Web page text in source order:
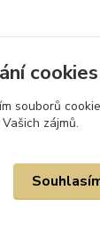
cookies
souborů
zájmů.